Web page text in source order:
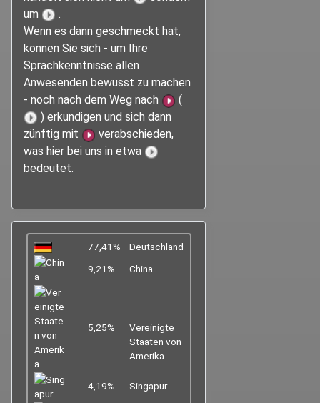
um
.
Wenn es dann geschmeckt hat,
können Sie sich - um Ihre
Sprachkenntnisse allen
Anwesenden bewusst zu machen
- noch nach dem Weg nach
(
) erkundigen und sich dann
zünftig mit
verabschieden,
was hier bei uns in etwa
bedeutet.
77,41%
Deutschland
9,21%
China
5,25%
Vereinigte
Staaten von
Amerika
4,19% Singapur